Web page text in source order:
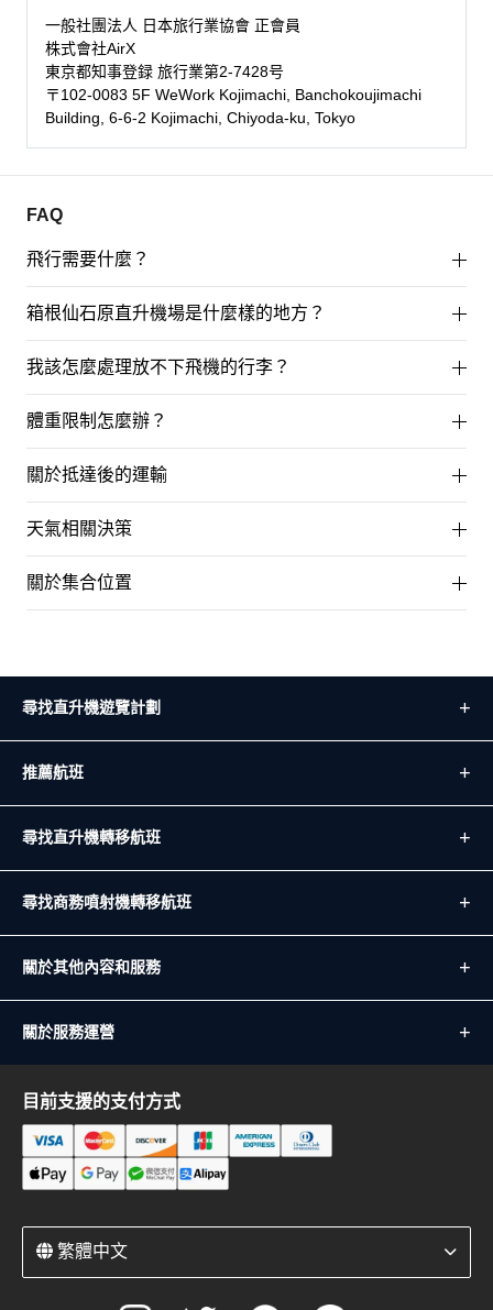
一般社團法人 日本旅行業協會 正會員
株式會社AirX
東京都知事登録 旅行業第2-7428号
〒102-0083 5F WeWork Kojimachi, Banchokoujimachi
Building, 6-6-2 Kojimachi, Chiyoda-ku, Tokyo
FAQ
飛行需要什麼？
箱根仙石原直升機場是什麼樣的地方？
我該怎麼處理放不下飛機的行李？
體重限制怎麼辦？
關於抵達後的運輸
天氣相關決策
關於集合位置
尋找直升機遊覽計劃
推薦航班
尋找直升機轉移航班
尋找商務噴射機轉移航班
關於其他內容和服務
關於服務運營
目前支援的支付方式
繁體中文